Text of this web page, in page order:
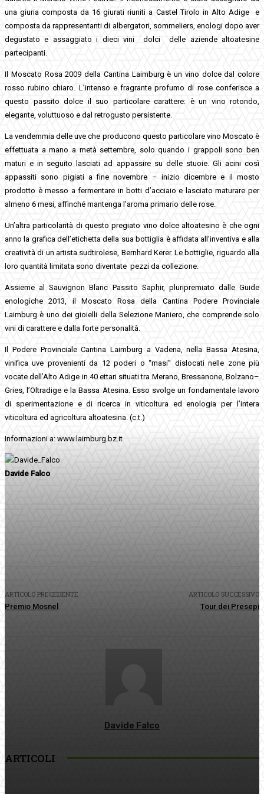
una giuria composta da 16 giurati riuniti a Castel Tirolo in Alto Adige e
composta da rappresentanti di albergatori, sommeliers, enologi dopo aver
degustato e assaggiato i dieci vini dolci delle aziende altoatesine
partecipanti.
Il Moscato Rosa 2009 della Cantina Laimburg è un vino dolce dal colore
rosso rubino chiaro. L’intenso e fragrante profumo di rose conferisce a
questo passito dolce il suo particolare carattere: è un vino rotondo,
elegante, voluttuoso e dal retrogusto persistente.
La vendemmia delle uve che producono questo particolare vino Moscato è
effettuata a mano a metà settembre, solo quando i grappoli sono ben
maturi e in seguito lasciati ad appassire su delle stuoie. Gli acini così
appassiti sono pigiati a fine novembre – inizio dicembre e il mosto
prodotto è messo a fermentare in botti d’acciaio e lasciato maturare per
almeno 6 mesi, affinché mantenga l’aroma primario delle rose.
Un’altra particolarità di questo pregiato vino dolce altoatesino è che ogni
anno la grafica dell’etichetta della sua bottiglia è affidata all’inventiva e alla
creatività di un artista sudtirolese, Bernhard Kerer. Le bottiglie, riguardo alla
loro quantità limitata sono diventate pezzi da collezione.
Assieme al Sauvignon Blanc Passito Saphir, pluripremiato dalle Guide
enologiche 2013, il Moscato Rosa della Cantina Podere Provinciale
Laimburg è uno dei gioielli della Selezione Maniero, che comprende solo
vini di carattere e dalla forte personalità.
Il Podere Provinciale Cantina Laimburg a Vadena, nella Bassa Atesina,
vinifica uve provenienti da 12 poderi o “masi” dislocati nelle zone più
vocate dell’Alto Adige in 40 ettari situati tra Merano, Bressanone, Bolzano–
Gries, l’Oltradige e la Bassa Atesina. Esso svolge un fondamentale lavoro
di sperimentazione e di ricerca in viticoltura ed enologia per l’intera
viticoltura ed agricoltura altoatesina. (c.t.)
Informazioni a: www.laimburg.bz.it
Davide Falco
ARTICOLO PRECEDENTE
Premio Mosnel
ARTICOLO SUCCESSIVO
Tour dei Presepi
Davide Falco
ARTICOLI